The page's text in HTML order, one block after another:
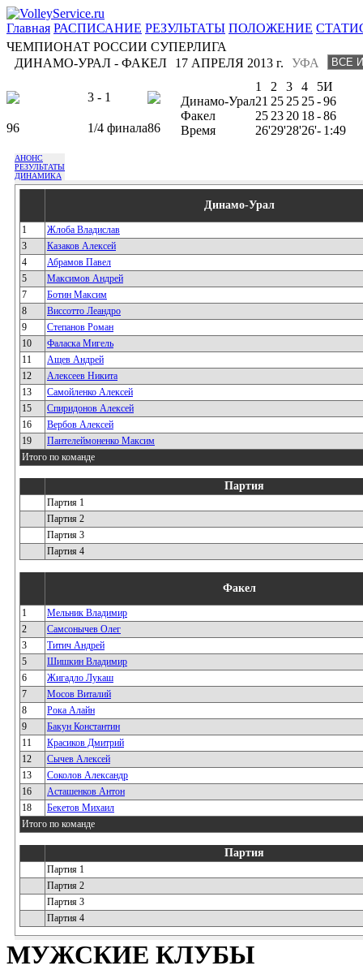
Главная РАСПИСАНИЕ РЕЗУЛЬТАТЫ ПОЛОЖЕНИЕ
ЧЕМПИОНАТ РОССИИ СУПЕРЛИГА
ДИНАМО-УРАЛ - ФАКЕЛ
УФА
17 АПРЕЛЯ 2013 г.
3 - 1
96 1/4 финала86
1 2 3 4 5И
Динамо-Урал21 25 25 25-96
Факел
25 23 20 18-86
Время
26'29'28'26'- 1:49
АНОНС
РЕЗУЛЬТАТЫ
ДИНАМИКА
Динамо-Урал
1
Жлоба Владислав
3
Казаков Алексей
4
Абрамов Павел
5
Максимов Андрей
7
Ботин Максим
8
Виссотто Леандро
9
Степанов Роман
10
Фаласка Мигель
11
Ащев Андрей
12
Алексеев Никита
13
Самойленко Алексей
15
Спиридонов Алексей
16
Вербов Алексей
19
Пантелеймоненко Максим
Итого по команде
Партия
Партия 1
Партия 2
Партия 3
Партия 4
Факел
1
Мельник Владимир
2
Самсонычев Олег
3
Титич Андрей
5
Шишкин Владимир
6
Жигадло Лукаш
7
Мосов Виталий
8
Рока Алайн
9
Бакун Константин
11
Красиков Дмитрий
12
Сычев Алексей
13
Соколов Александр
16
Асташенков Антон
18
Бекетов Михаил
Итого по команде
Партия
Партия 1
Партия 2
Партия 3
Партия 4
МУЖСКИЕ КЛУБЫ